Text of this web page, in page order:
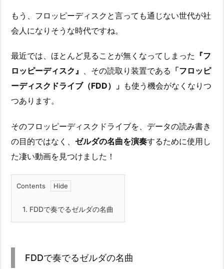
もう、フロッピーディスクと言っても通じない世代が社
会人になりそうな時代ですね。
最近では、ほとんど見ることが無くなってしまった 『フ
ロッピーディスク』 、その読取り装置である 「フロッピ
ーディスクドライブ（FDD）」 も使う機会がなくなりつ
つあります。
そのフロッピーディスクドライブを、データの読み書き
の目的ではなく、 ゼルダの名曲を演奏するために使用し
た凄い動画を見つけました！
Contents
1. FDDで奏でるゼルダの名曲
FDDで奏でるゼルダの名曲